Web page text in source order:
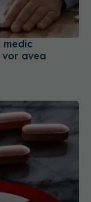
medic
vor avea